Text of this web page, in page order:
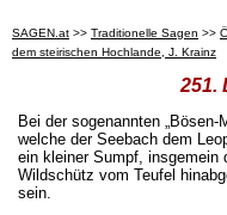
SAGEN.at >> Traditionelle Sagen >>
dem steirischen Hochlande, J. Krainz
251.
Bei der sogenannten
welche der Seebach dem
ein kleiner Sumpf, insgemein
Wildschütz vom Teufel
sein.